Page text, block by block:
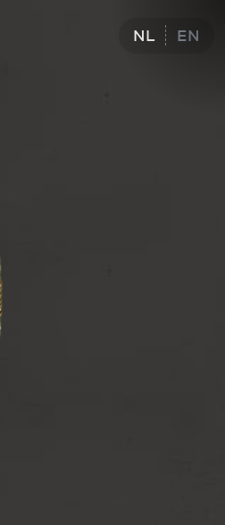
NL EN